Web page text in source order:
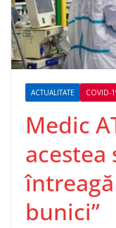
ACTUALITATE COVID-
Medic
acestea
bunici”